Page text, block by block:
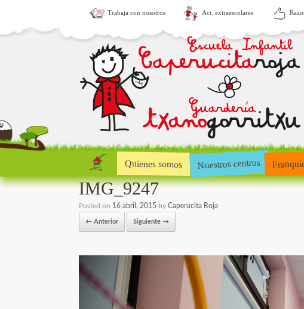
Trabaja con nosotros Act. extraescolares
Quienes somos Nuestros centros
IMG_9247
Posted on 16 abril, 2015 by Caperucita Roja
← Anterior Siguiente →